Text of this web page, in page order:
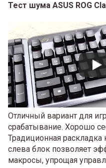
Тест шума ASUS ROG
Отличный вариант для
срабатывание. Хорошо
Традиционная
слева блок позволяет
макросы, упрощая